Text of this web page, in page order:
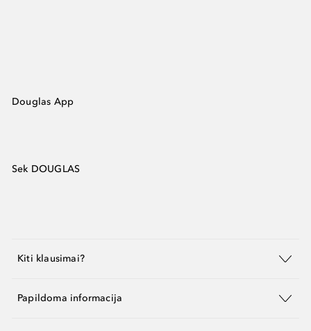
Douglas App
Sek DOUGLAS
Kiti klausimai?
Papildoma informacija